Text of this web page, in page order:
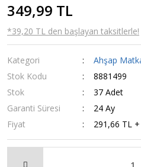
349,99 TL
*39,20 TL den başlayan taksitlerle!
Kategori
Ahşap
Stok Kodu
8881499
Stok
37 Adet
Garanti Süresi
24 Ay
Fiyat
291,66 TL